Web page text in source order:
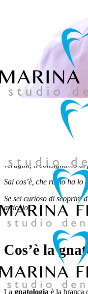
Se soffri di frequenti mal
vertigini, ti consigliamo di
Sai cos’è, che ruolo ha lo
Se sei curioso di scoprire
articolo.
Cos’è la
La gnatologia è la branca